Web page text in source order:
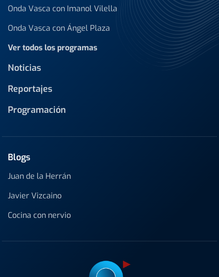
Onda Vasca con Imanol Vilella
Onda Vasca con Ángel Plaza
Ver todos los programas
Noticias
Reportajes
Programación
Blogs
Juan de la Herrán
Javier Vizcaino
Cocina con nervio